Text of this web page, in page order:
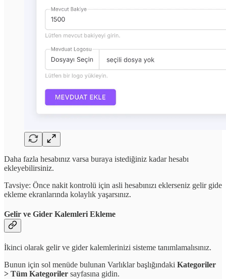
Daha fazla hesabınız varsa buraya istediğiniz kadar hesabı
ekleyebilirsiniz.
Tavsiye: Önce nakit kontrolü için asli hesabınızı eklerseniz gelir gide
ekleme ekranlarında kolaylık yaşarsınız.
Gelir ve Gider Kalemleri Ekleme
İkinci olarak gelir ve gider kalemlerinizi sisteme tanımlamalısınız.
Bunun için sol menüde bulunan Varlıklar başlığındaki Kategoriler
> Tüm Kategoriler sayfasına gidin.